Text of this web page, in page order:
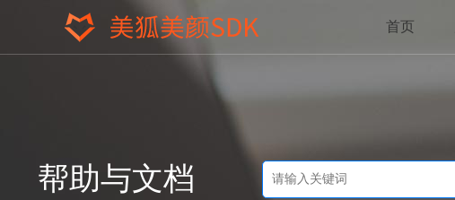
首页
帮助与文档